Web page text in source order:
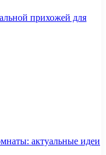
прихожей для
актуальные идеи